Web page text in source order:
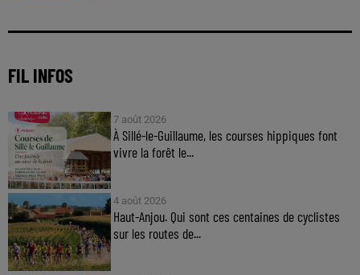
FIL INFOS
7 août 2026
À Sillé-le-Guillaume, les courses hippiques font
vivre la forêt le...
4 août 2026
Haut-Anjou. Qui sont ces centaines de cyclistes
sur les routes de...